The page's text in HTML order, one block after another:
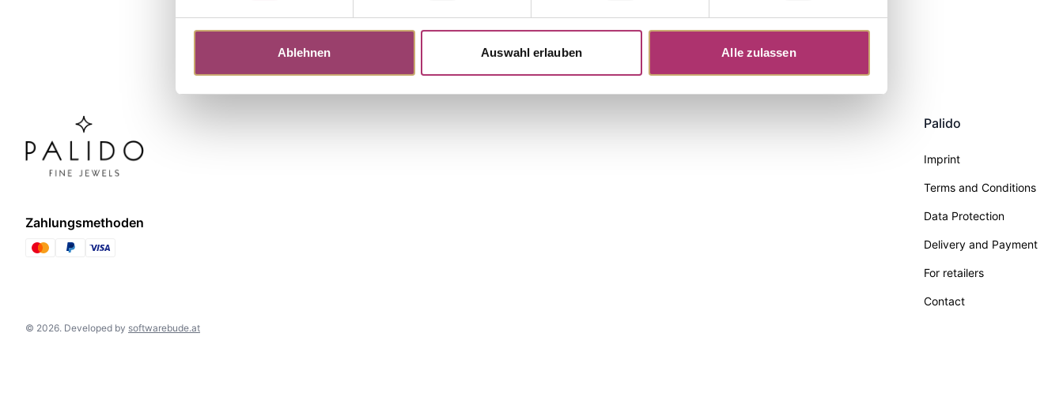
Ablehnen Auswahl erlauben Alle zulassen
Zahlungsmethoden
Palido
Imprint
Terms and Conditions
Data Protection
Delivery and Payment
For retailers
Contact
© 2026. Developed by softwarebude.at